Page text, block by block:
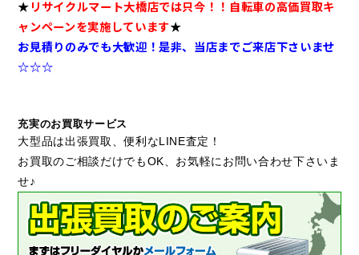
★リサイクルマート大橋店では只今！！自転車の高価買取キ
ャンペーンを実施しています★
お見積りのみでも大歓迎！是非、当店までご来店下さいませ
☆☆☆
充実のお買取サービス
大型品は出張買取、便利なLINE査定！
お買取のご相談だけでもOK、お気軽にお問い合わせ下さいま
せ♪